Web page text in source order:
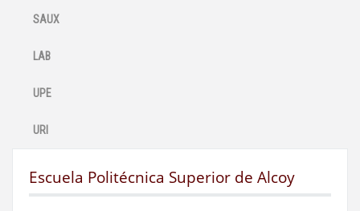
SAUX
LAB
UPE
URI
Escuela Politécnica Superior de Alcoy